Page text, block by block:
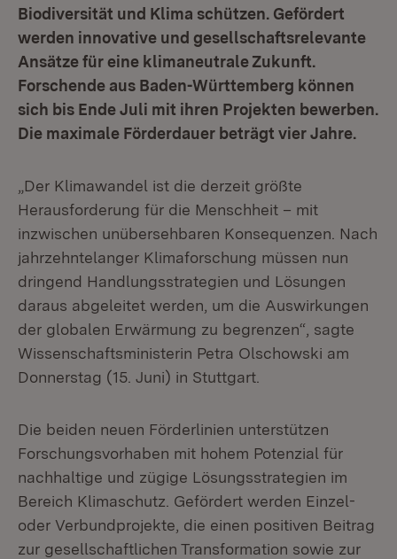
Biodiversität und Klima schützen. Gefördert
werden innovative und gesellschaftsrelevante
Ansätze für eine klimaneutrale Zukunft.
Forschende aus Baden-Württemberg können
sich bis Ende Juli mit ihren Projekten bewerben.
Die maximale Förderdauer beträgt vier Jahre.
„Der Klimawandel ist die derzeit größte
Herausforderung für die Menschheit – mit
inzwischen unübersehbaren Konsequenzen. Nach
jahrzehntelanger Klimaforschung müssen nun
dringend Handlungsstrategien und Lösungen
daraus abgeleitet werden, um die Auswirkungen
der globalen Erwärmung zu begrenzen“, sagte
Wissenschaftsministerin Petra Olschowski am
Donnerstag (15. Juni) in Stuttgart.
Die beiden neuen Förderlinien unterstützen
Forschungsvorhaben mit hohem Potenzial für
nachhaltige und zügige Lösungsstrategien im
Bereich Klimaschutz. Gefördert werden Einzel-
oder Verbundprojekte, die einen positiven Beitrag
zur gesellschaftlichen Transformation sowie zur